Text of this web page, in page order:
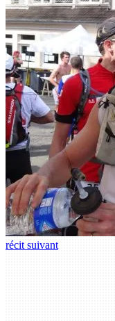
récit suivant